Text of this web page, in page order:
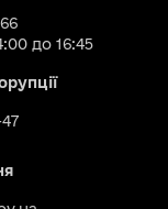
до 16:45